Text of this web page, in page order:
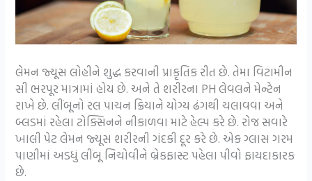
લેમન જ્યૂસ લોહીને શુદ્ધ કરવાની પ્રાકૃતિક રીત છે. તેમા વિટામીન
સી ભરપૂર માત્રામાં હોય છે. અને તે શરીરના PH લેવલને મેન્ટેન
રાખે છે. લીંબૂનો રલ પાચન ક્રિયાને યોગ્ય ઢંગથી ચલાવવા અને
બ્લડમાં રહેલા ટોક્સિનને નીકાળવા માટે હેલ્પ કરે છે. રોજ સવારે
ખાલી પેટ લેમન જ્યૂસ શરીરની ગંદકી દૂર કરે છે. એક ગ્લાસ ગરમ
પાણીમાં અડધું લીંબૂ નિચોવીને બ્રેકફાસ્ટ પહેલા પીવો ફાયદાકારક
છે.